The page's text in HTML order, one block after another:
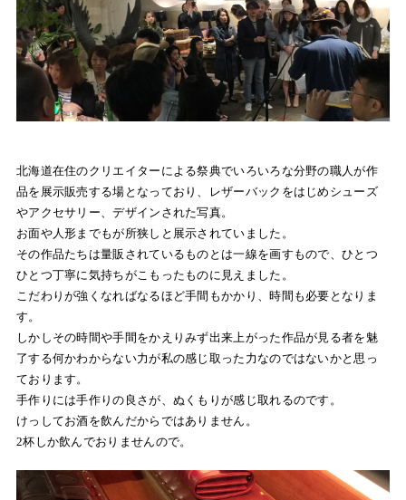
北海道在住のクリエイターによる祭典でいろいろな分野の職人が作
品を展示販売する場となっており、レザーバックをはじめシューズ
やアクセサリー、デザインされた写真。
お面や人形までもが所狭しと展示されていました。
その作品たちは量販されているものとは一線を画すもので、ひとつ
ひとつ丁寧に気持ちがこもったものに見えました。
こだわりが強くなればなるほど手間もかかり、時間も必要となりま
す。
しかしその時間や手間をかえりみず出来上がった作品が見る者を魅
了する何かわからない力が私の感じ取った力なのではないかと思っ
ております。
手作りには手作りの良さが、ぬくもりが感じ取れるのです。
けっしてお酒を飲んだからではありません。
2杯しか飲んでおりませんので。